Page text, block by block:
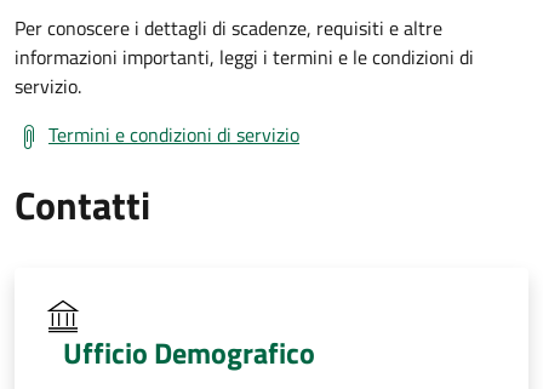
Per conoscere i dettagli di scadenze, requisiti e altre
informazioni importanti, leggi i termini e le condizioni di
servizio.
Termini e condizioni di servizio
Contatti
Ufficio Demografico